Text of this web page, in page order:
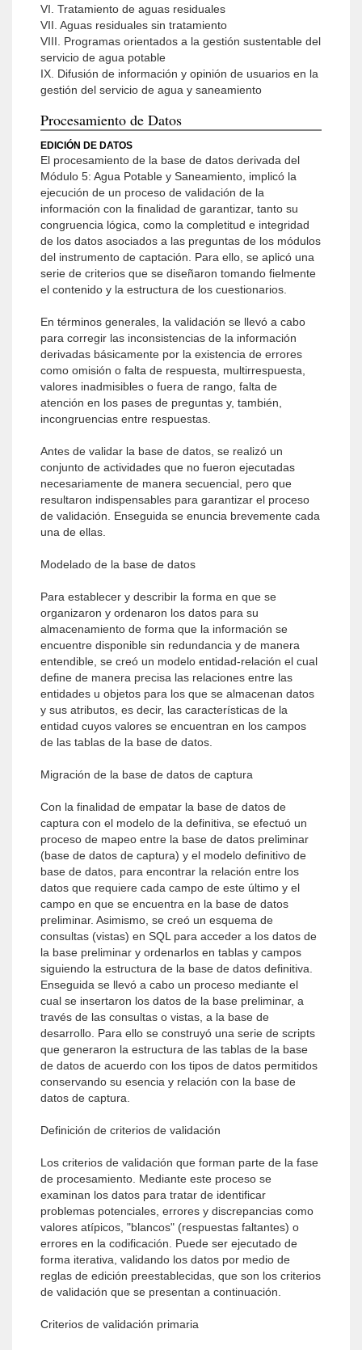
VI. Tratamiento de aguas residuales
VII. Aguas residuales sin tratamiento
VIII. Programas orientados a la gestión sustentable del
servicio de agua potable
IX. Difusión de información y opinión de usuarios en la
gestión del servicio de agua y saneamiento
Procesamiento de Datos
EDICIÓN DE DATOS
El procesamiento de la base de datos derivada del
Módulo 5: Agua Potable y Saneamiento, implicó la
ejecución de un proceso de validación de la
información con la finalidad de garantizar, tanto su
congruencia lógica, como la completitud e integridad
de los datos asociados a las preguntas de los módulos
del instrumento de captación. Para ello, se aplicó una
serie de criterios que se diseñaron tomando fielmente
el contenido y la estructura de los cuestionarios.
En términos generales, la validación se llevó a cabo
para corregir las inconsistencias de la información
derivadas básicamente por la existencia de errores
como omisión o falta de respuesta, multirrespuesta,
valores inadmisibles o fuera de rango, falta de
atención en los pases de preguntas y, también,
incongruencias entre respuestas.
Antes de validar la base de datos, se realizó un
conjunto de actividades que no fueron ejecutadas
necesariamente de manera secuencial, pero que
resultaron indispensables para garantizar el proceso
de validación. Enseguida se enuncia brevemente cada
una de ellas.
Modelado de la base de datos
Para establecer y describir la forma en que se
organizaron y ordenaron los datos para su
almacenamiento de forma que la información se
encuentre disponible sin redundancia y de manera
entendible, se creó un modelo entidad-relación el cual
define de manera precisa las relaciones entre las
entidades u objetos para los que se almacenan datos
y sus atributos, es decir, las características de la
entidad cuyos valores se encuentran en los campos
de las tablas de la base de datos.
Migración de la base de datos de captura
Con la finalidad de empatar la base de datos de
captura con el modelo de la definitiva, se efectuó un
proceso de mapeo entre la base de datos preliminar
(base de datos de captura) y el modelo definitivo de
base de datos, para encontrar la relación entre los
datos que requiere cada campo de este último y el
campo en que se encuentra en la base de datos
preliminar. Asimismo, se creó un esquema de
consultas (vistas) en SQL para acceder a los datos de
la base preliminar y ordenarlos en tablas y campos
siguiendo la estructura de la base de datos definitiva.
Enseguida se llevó a cabo un proceso mediante el
cual se insertaron los datos de la base preliminar, a
través de las consultas o vistas, a la base de
desarrollo. Para ello se construyó una serie de scripts
que generaron la estructura de las tablas de la base
de datos de acuerdo con los tipos de datos permitidos
conservando su esencia y relación con la base de
datos de captura.
Definición de criterios de validación
Los criterios de validación que forman parte de la fase
de procesamiento. Mediante este proceso se
examinan los datos para tratar de identificar
problemas potenciales, errores y discrepancias como
valores atípicos, "blancos" (respuestas faltantes) o
errores en la codificación. Puede ser ejecutado de
forma iterativa, validando los datos por medio de
reglas de edición preestablecidas, que son los criterios
de validación que se presentan a continuación.
Criterios de validación primaria